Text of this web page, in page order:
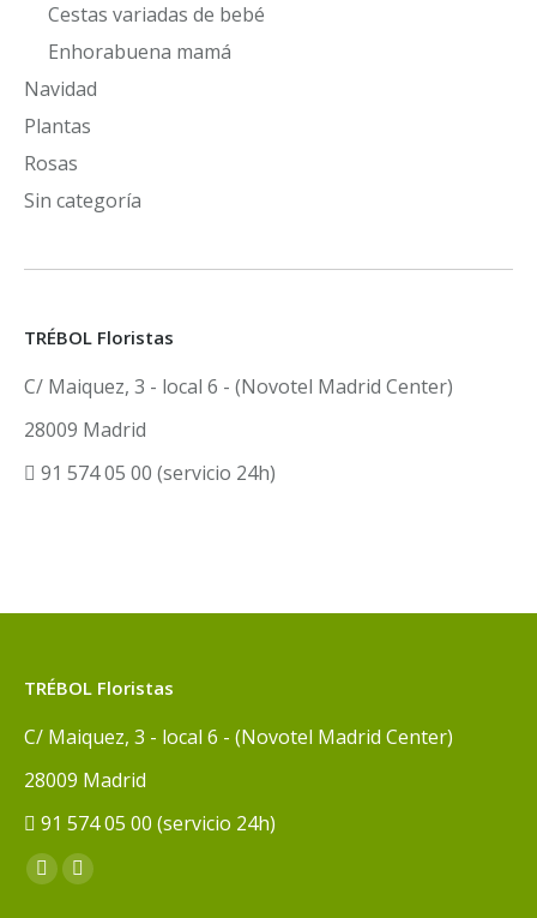
Cestas variadas de bebé
Enhorabuena mamá
Navidad
Plantas
Rosas
Sin categoría
TRÉBOL Floristas
C/ Maiquez, 3 - local 6 - (Novotel Madrid Center)
28009 Madrid
91 574 05 00 (servicio 24h)
TRÉBOL Floristas
C/ Maiquez, 3 - local 6 - (Novotel Madrid Center)
28009 Madrid
91 574 05 00 (servicio 24h)
Encuéntranos en:
FacebookInstagram